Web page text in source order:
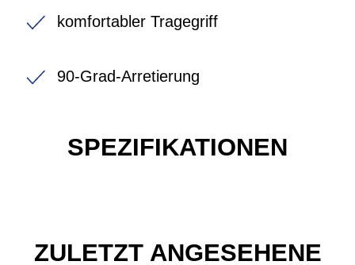
komfortabler Tragegriff
90-Grad-Arretierung
SPEZIFIKATIONEN
ZULETZT ANGESEHENE